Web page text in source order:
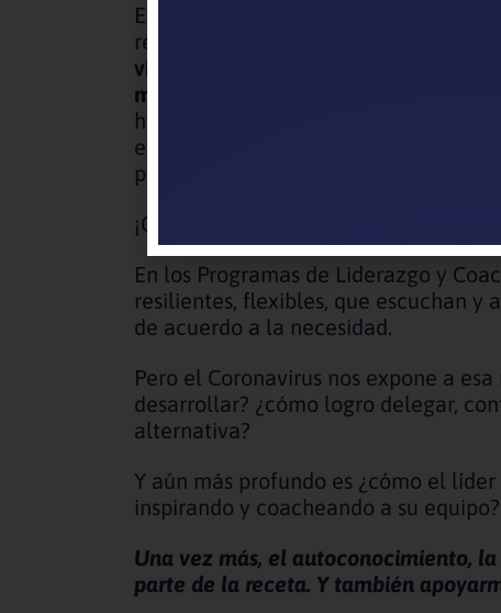
En la Nación del 22 de Marzo,
resistir y actuar en forma
virus biológico
(el virus convertido
mental
(¿qué hacemos como seres
hacemos frente al miedo a la
esta pandemia son quienes
psicológica que les permite sortear
¡Qué desafío fuerte el que nos
En los Programas de Liderazgo y
resilientes, flexibles, que escuchan y
de acuerdo a la necesidad.
Pero el Coronavirus nos expone a
desarrollar? ¿cómo logro delegar,
alternativa?
Y aún más profundo es ¿cómo el
inspirando y coacheando a su equipo?
Una vez más, el autoconocimiento,
parte de la receta. Y también